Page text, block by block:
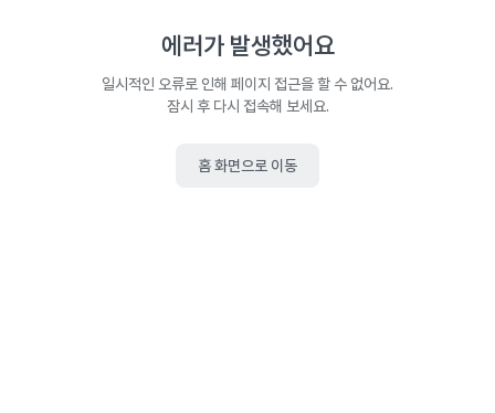
에러가 발생했어요
일시적인 오류로 인해 페이지 접근을 할 수 없어요.
잠시 후 다시 접속해 보세요.
홈 화면으로 이동